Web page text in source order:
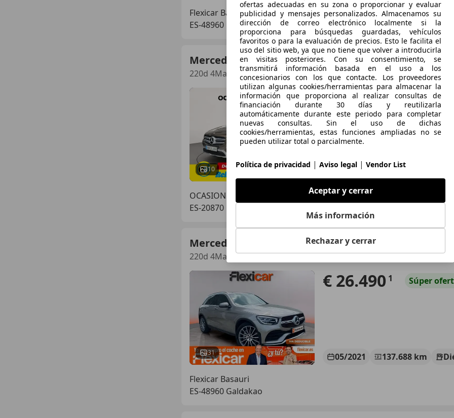
Flexicar Basauri
ES-48960 Galdakao
Mercedes-Benz GLC 220
220d 4Matic Aut.
10
€ 25.790 1 Precio
OCASIONPLUS ELGOIBAR
ES-20870 ELGOIBAR
Mercedes-Benz GLC 220
220d 4Matic Aut.
31
€ 26.490 1 Súper
05/2021 137.688 km
Flexicar Basauri
ES-48960 Galdakao
ofertas adecuadas en su zona o proporcionar y evaluar
publicidad y mensajes personalizados. Almacenamos su
dirección de correo electrónico localmente si la
proporciona para búsquedas guardadas, vehículos
favoritos o para la evaluación de precios. Esto le facilita el
uso del sitio web, ya que no tiene que volver a introducirla
en visitas posteriores. Con su consentimiento, se
transmitirá información basada en el uso a los
concesionarios con los que contacte. Los proveedores
utilizan algunas cookies/herramientas para almacenar la
información que proporciona al realizar consultas de
financiación durante 30 días y reutilizarla
automáticamente durante este periodo para completar
nuevas consultas. Sin el uso de dichas
cookies/herramientas, estas funciones ampliadas no se
pueden utilizar total o parcialmente.
Política de privacidad | Aviso legal | Vendor List
Aceptar y cerrar
Más información
Rechazar y cerrar